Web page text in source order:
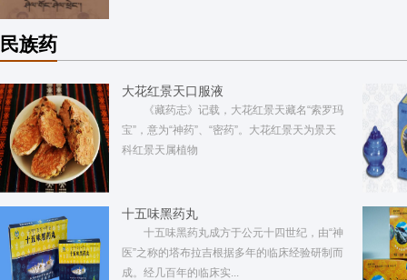
民族药
大花红景天口服液
《藏药志》记载，大花红景天藏名“索罗玛
宝”，意为“神药”、“密药”。大花红景天为景天
科红景天属植物
十五味黑药丸
十五味黑药丸成方于公元十四世纪，由“神
医”之称的塔布拉吉根据多年的临床经验研制而
成。经几百年的临床实...